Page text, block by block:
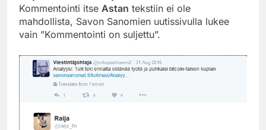
Kommentointi itse Astan tekstiin ei ole
mahdollista, Savon Sanomien uutissivulla lukee
vain ”Kommentointi on suljettu”.